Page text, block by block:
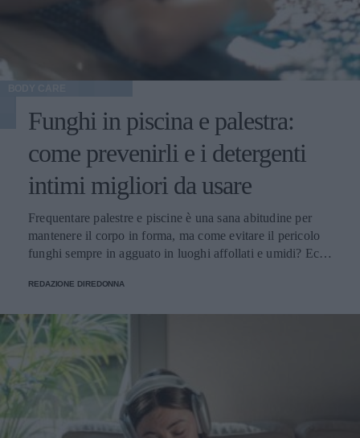
Funghi in piscina e palestra:
come prevenirli e i detergenti
intimi migliori da usare
Frequentare palestre e piscine è una sana abitudine per
mantenere il corpo in forma, ma come evitare il pericolo
funghi sempre in agguato in luoghi affollati e umidi? Ecco
REDAZIONE DIREDONNA